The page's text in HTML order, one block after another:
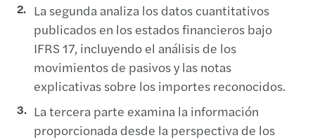
La segunda analiza los datos cuantitativos
publicados en los estados financieros bajo
IFRS 17, incluyendo el análisis de los
movimientos de pasivos y las notas
explicativas sobre los importes reconocidos.
La tercera parte examina la información
proporcionada desde la perspectiva de los